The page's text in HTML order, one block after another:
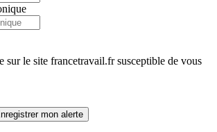
sur le site francetravail.fr susceptible de vous
mon alerte